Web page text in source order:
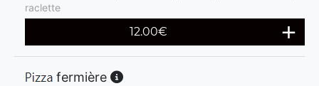
raclette
12.00€
fermière